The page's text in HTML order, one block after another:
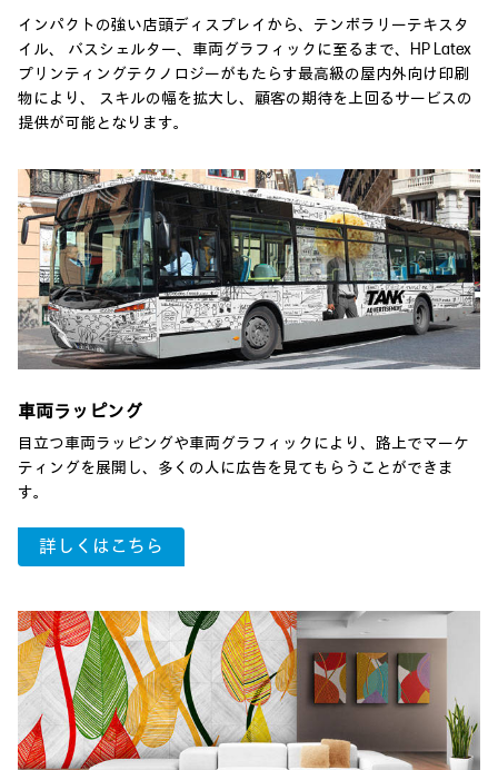
インパクトの強い店頭ディスプレイから、テンポラリーテキスタ
イル、 バスシェルター、車両グラフィックに至るまで、
HP Latex
プリンティングテクノロジーがもたらす最高級の屋内外向け印刷
物により、
スキルの幅を拡大し、顧客の期待を上回るサービスの
提供が可能となります。
車両ラッピング
目立つ車両ラッピングや車両グラフィックにより、路上でマーケ
ティングを展開し、多くの人に広告を見てもらうことができま
す。
詳しくはこちら